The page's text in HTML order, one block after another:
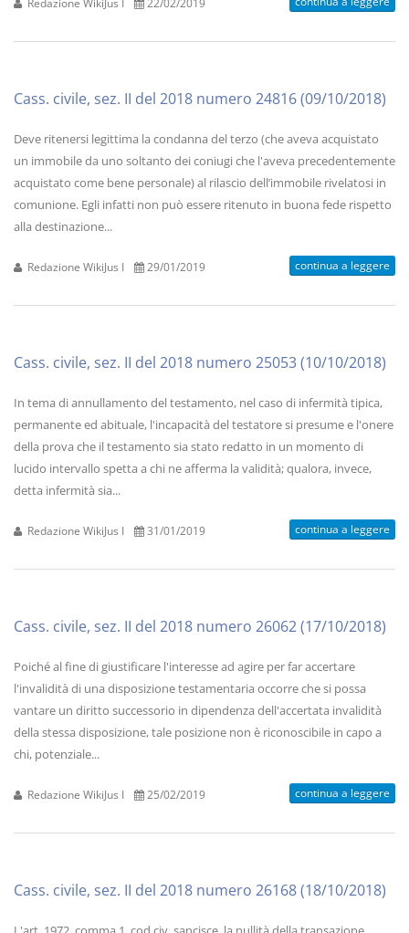
Cass. civile, sez. II del 2018 numero 24816 (09/10/2018)
Deve ritenersi legittima la condanna del terzo (che aveva acquistato
un immobile da uno soltanto dei coniugi che l'aveva precedentemente
acquistato come bene personale) al rilascio dell’immobile rivelatosi in
comunione. Egli infatti non può essere ritenuto in buona fede rispetto
alla destinazione...
Redazione WikiJus I 29/01/2019 continua a leggere
Cass. civile, sez. II del 2018 numero 25053 (10/10/2018)
In tema di annullamento del testamento, nel caso di infermità tipica,
permanente ed abituale, l'incapacità del testatore si presume e l'onere
della prova che il testamento sia stato redatto in un momento di
lucido intervallo spetta a chi ne afferma la validità; qualora, invece,
detta infermità sia...
Redazione WikiJus I 31/01/2019 continua a leggere
Cass. civile, sez. II del 2018 numero 26062 (17/10/2018)
Poiché al fine di giustificare l'interesse ad agire per far accertare
l'invalidità di una disposizione testamentaria occorre che si possa
vantare un diritto successorio in dipendenza dell'accertata invalidità
della stessa disposizione, tale posizione non è riconoscibile in capo a
chi, potenziale...
Redazione WikiJus I 25/02/2019 continua a leggere
Cass. civile, sez. II del 2018 numero 26168 (18/10/2018)